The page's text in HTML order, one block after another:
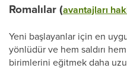
Romalılar (avantajları
Yeni başlayanlar için en
yönlüdür ve hem saldırı
birimlerini eğitmek daha